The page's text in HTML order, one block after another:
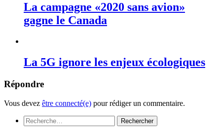
La campagne «2020 sans avion»
gagne le Canada
La 5G ignore les enjeux écologiques
Répondre
Vous devez être connecté(e) pour rédiger un commentaire.
Rechercher :